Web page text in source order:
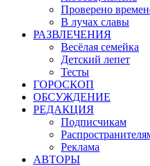
Проверено
В лучах славы
РАЗВЛЕЧЕНИЯ
Весёлая семейка
Детский лепет
Тесты
ГОРОСКОП
ОБСУЖДЕНИЕ
РЕДАКЦИЯ
Подписчикам
Реклама
АВТОРЫ